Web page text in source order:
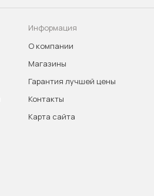
Информация
О компании
Магазины
Гарантия лучшей цены
Контакты
Карта сайта